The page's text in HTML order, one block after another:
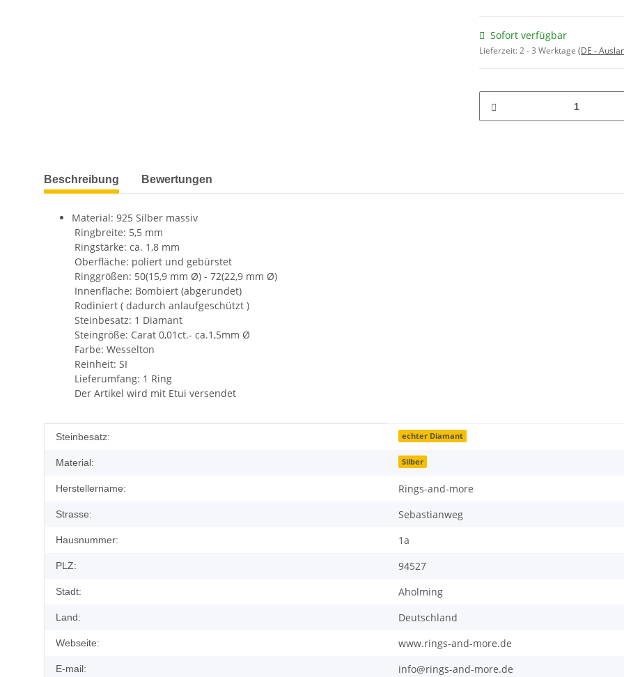
Sofort verfügbar
Lieferzeit:2 - 3 Werktage (DE -
weitere Registerkarten anzeigen
Beschreibung Bewertungen
Material: 925 Silber massiv
Ringbreite: 5,5 mm
Ringstärke: ca. 1,8 mm
Oberfläche: poliert und gebürstet
Ringgrößen: 50(15,9 mm Ø) - 72(22,9 mm Ø)
Innenfläche: Bombiert (abgerundet)
Rodiniert ( dadurch anlaufgeschützt )
Steinbesatz: 1 Diamant
Steingröße: Carat 0,01ct.- ca.1,5mm Ø
Farbe: Wesselton
Reinheit: SI
Lieferumfang: 1 Ring
Der Artikel wird mit Etui versendet
Produkteigenschaft
Wert
Steinbesatz: echter Diamant
Material: Silber
Herstellername: Rings-and-more
Strasse: Sebastianweg
Hausnummer: 1a
PLZ: 94527
Stadt: Aholming
Land: Deutschland
Webseite: www.rings-and-more.de
E-mail: info@rings-and-more.de